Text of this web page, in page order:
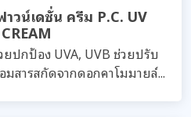
วน์เดชั่น ครีม P.C. UV
กป้อง UVA, UVB ช่วยปรับ
สารสกัดจากดอกคาโมมายล์...